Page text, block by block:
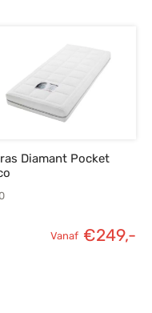
Diamant Pocket
Vanaf €249,-